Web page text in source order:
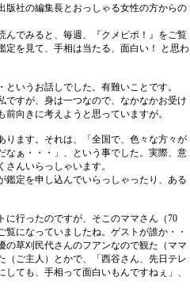
版社の編集長とおっしゃる女性の方からの
でみると、毎週、『クメピポ！』をご覧
定を見て、手相は当たる、面白い！ と思わ
いうお話しでした。有難いことです。
すが、身は一つなので、なかなかお受け
向きに考えようと思っていますが。
ます。それは、「全国で、色々な方々が
なぁ・・・」、という事でした。実際、意
んいらっしゃいます。
鑑定を申し込んでいらっしゃったり、ある
行ったのですが、そこのママさん（70
になっていましたね。ゲストが誰か・・
の草刈民代さんのフアンなので観た（ママ
（ご主人）とかで、「西谷さん、先日テレ
ても、手相って面白いもんですねぇ」、